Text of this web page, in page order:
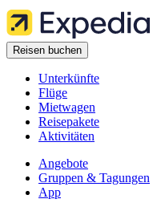
Reisen buchen
Unterkünfte
Flüge
Mietwagen
Reisepakete
Aktivitäten
Angebote
Gruppen & Tagungen
App